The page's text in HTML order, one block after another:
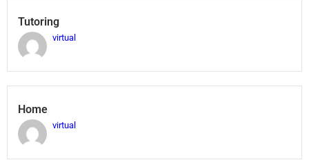
Tutoring
virtual
Home
virtual